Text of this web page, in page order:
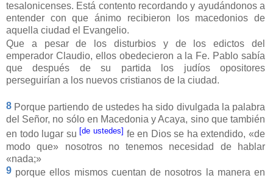
tesalonicenses. Está contento recordando y ayudándonos a
entender con que ánimo recibieron los macedonios de
aquella ciudad el Evangelio.
Que a pesar de los disturbios y de los edictos del
emperador Claudio, ellos obedecieron a la Fe. Pablo sabía
que después de su partida los judíos opositores
perseguirían a los nuevos cristianos de la ciudad.
8 Porque partiendo de ustedes ha sido divulgada la palabra
del Señor, no sólo en Macedonia y Acaya, sino que también
en todo lugar su [de ustedes] fe en Dios se ha extendido, «de
modo que» nosotros no tenemos necesidad de hablar
«nada;»
9 porque ellos mismos cuentan de nosotros la manera en